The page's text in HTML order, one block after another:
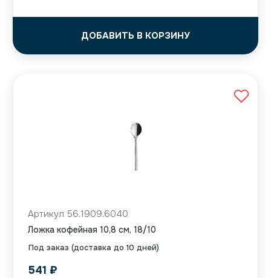
ДОБАВИТЬ В КОРЗИНУ
Под заказ (доставка до 10 дней)
Артикул 56.1909.6040
Ложка кофейная 10,8 см, 18/10
541 ₽